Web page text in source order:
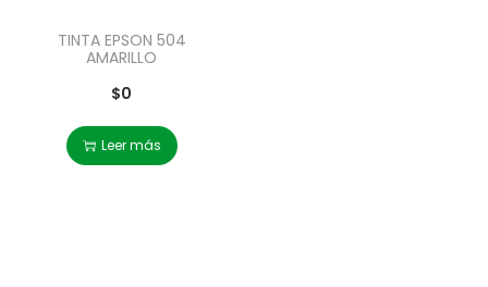
TINTA EPSON 504
AMARILLO
$0
Leer más